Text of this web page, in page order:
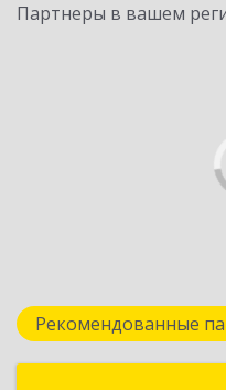
Партнеры в вашем
Рекомендованные